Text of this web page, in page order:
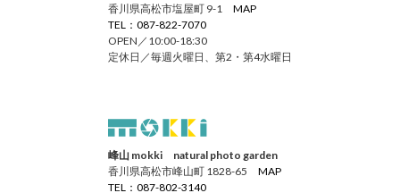
香川県高松市塩屋町 9-1 MAP
TEL：087-822-7070
OPEN／10:00-18:30
定休日／毎週火曜日、第2・第4水曜日
峰山 mokki natural photo garden
香川県高松市峰山町 1828-65 MAP
TEL：087-802-3140